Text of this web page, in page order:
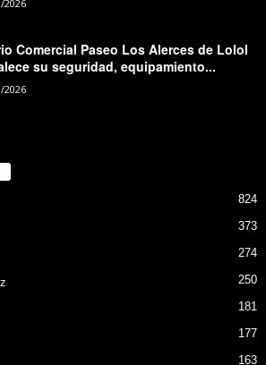
2026
Comercial Paseo Los Alerces de Lolol
su seguridad, equipamiento...
2026
824
373
274
250
181
177
163